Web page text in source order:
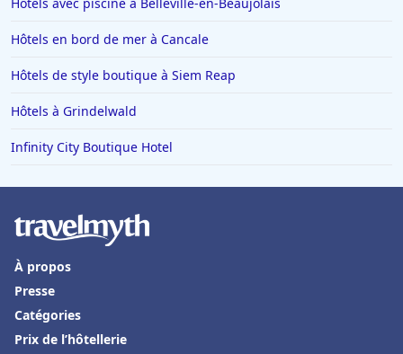
Hôtels à Trebeurden
Hôtels en Vendée
Hôtels à Napoli
Hôtels dans l'Oise
Hôtels à Yport
Hôtels à Hurghada
Hôtels à Labège
Hôtels à Meximieux
Hôtels à Nantua
Hôtels en bord de mer à Cancale
Hôtels de style boutique à Siem Reap
Hôtels à Grindelwald
Infinity City Boutique Hotel
À propos
Presse
Catégories
Prix de l’hôtellerie